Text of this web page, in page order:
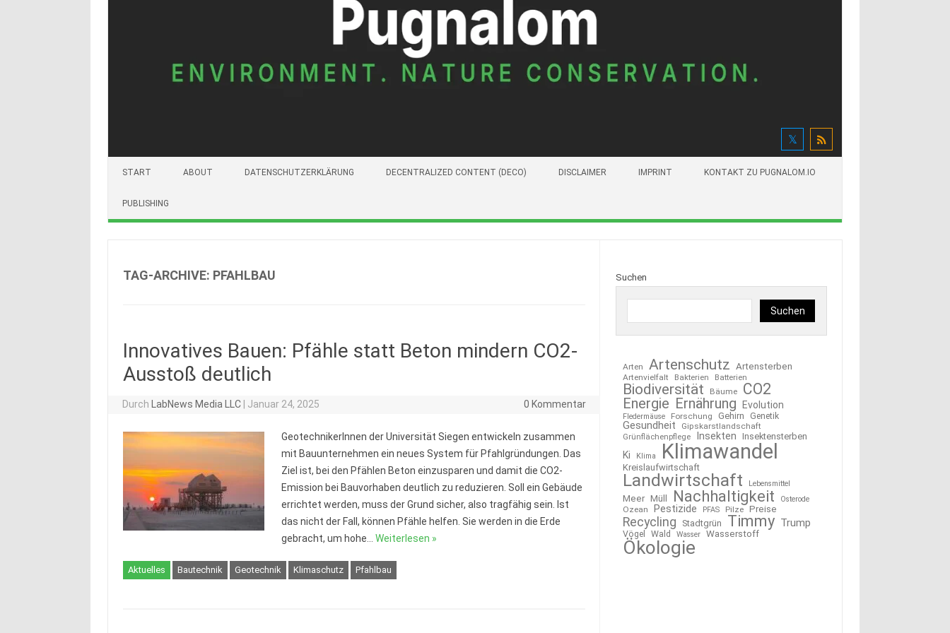
START ABOUT DATENSCHUTZERKLÄRUNG DECENTRALIZED CONTENT (DECO) DISCLAIMER IMPRINT KONTAKT ZU PUGNALOM.IO
PUBLISHING
TAG-ARCHIVE: PFAHLBAU
Innovatives Bauen: Pfähle statt Beton mindern CO2-
Ausstoß deutlich
Durch LabNews Media LLC Januar 24, 2025 0 Kommentar
GeotechnikerInnen der Universität Siegen entwickeln zusammen
mit Bauunternehmen ein neues System für Pfahlgründungen. Das
Ziel ist, bei den Pfählen Beton einzusparen und damit die CO2-
Emission bei Bauvorhaben deutlich zu reduzieren. Soll ein Gebäude
errichtet werden, muss der Grund sicher, also tragfähig sein. Ist
das nicht der Fall, können Pfähle helfen. Sie werden in die Erde
gebracht, um hohe… Weiterlesen »
Aktuelles Bautechnik Geotechnik Klimaschutz Pfahlbau
Suchen
Suchen
Arten Artenschutz Artensterben
Artenvielfalt Bakterien Batterien
Biodiversität Bäume CO2
Energie Ernährung Evolution
Fledermäuse Forschung Gehirn Genetik
Gesundheit Gipskarstlandschaft
Grünflächenpflege Insekten Insektensterben
Ki Klima Klimawandel
Kreislaufwirtschaft
Landwirtschaft Lebensmittel
Meer Müll Nachhaltigkeit Osterode
Ozean Pestizide PFAS Pilze Preise
Recycling Stadtgrün Timmy Trump
Vögel Wald Wasser Wasserstoff
Ökologie